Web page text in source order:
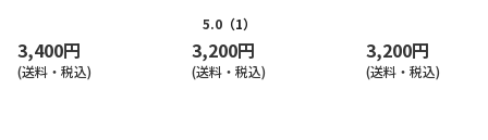
3,400円
(送料・税込)
5.0 （1）
3,200円
(送料・税込)
3,200円
(送料・税込)